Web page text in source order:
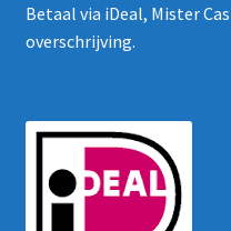
Betaal via iDeal, Mister
overschrijving.